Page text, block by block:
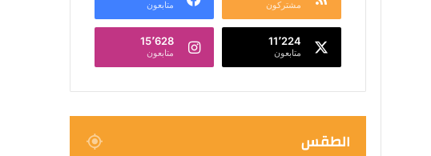
مشتركون متابعون
11٬224
متابعون
15٬628
متابعون
الطقس